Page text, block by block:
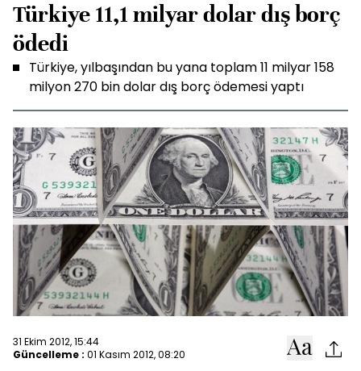
Türkiye 11,1 milyar dolar dış borç
ödedi
Türkiye, yılbaşından bu yana toplam 11 milyar 158
milyon 270 bin dolar dış borç ödemesi yaptı
31 Ekim 2012, 15:44
Güncelleme : 01 Kasım 2012, 08:20